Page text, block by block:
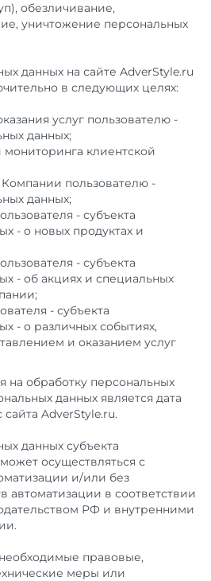
обезличивание,
уничтожение персональных
данных на сайте AdverStyle.ru
в следующих целях:
услуг пользователю -
данных;
мониторинга клиентской
пользователю -
данных;
- субъекта
- о новых продуктах и
- субъекта
- об акциях и специальных
- субъекта
- о различных событиях,
и оказанием услуг
на обработку персональных
данных является дата
AdverStyle.ru.
данных субъекта
осуществляться с
и/или без
автоматизации в соответствии
РФ и внутренними
правовые,
меры или